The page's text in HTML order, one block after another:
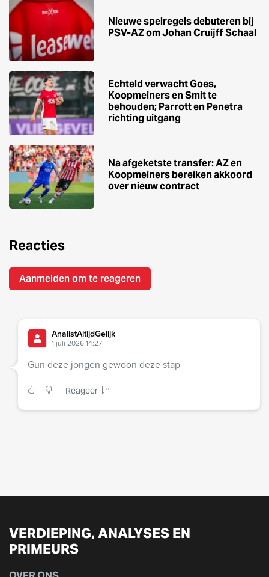
Nieuwe spelregels debuteren bij
PSV-AZ om Johan Cruijff Schaal
Echteld verwacht Goes,
Koopmeiners en Smit te
behouden; Parrott en Penetra
richting uitgang
Na afgeketste transfer: AZ en
Koopmeiners bereiken akkoord
over nieuw contract
Reacties
Aanmelden om te reageren
AnalistAltijdGelijk
1 juli 2026 14:27
Gun deze jongen gewoon deze stap
Reageer
VERDIEPING, ANALYSES EN
PRIMEURS